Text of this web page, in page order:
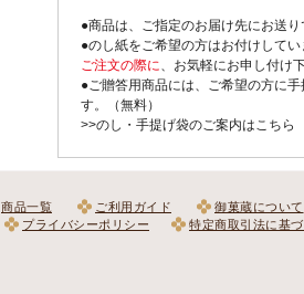
●商品は、ご指定のお届け先にお送
●のし紙をご希望の方はお付けして
ご注文の際に、お気軽にお申し付け
●ご贈答用商品には、ご希望の方に
す。（無料）
>>のし・手提げ袋のご案内はこちら
商品一覧 ご利用ガイド
御菓蔵について
プライバシーポリシー
特定商取引法に基